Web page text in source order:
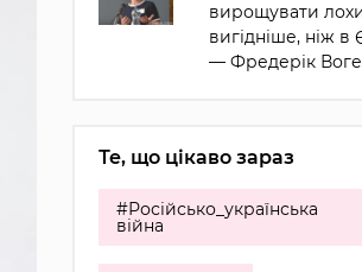
вирощувати
вигідніше, ніж в
— Фредерік
Те, що цікаво зараз
#Російсько_українська
війна